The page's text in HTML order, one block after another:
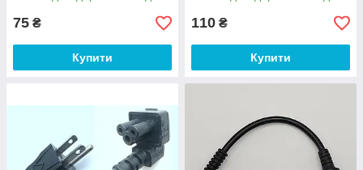
75 ₴
Купити
110 ₴
Купити